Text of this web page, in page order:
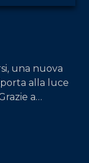
una nuova
alla luce
a